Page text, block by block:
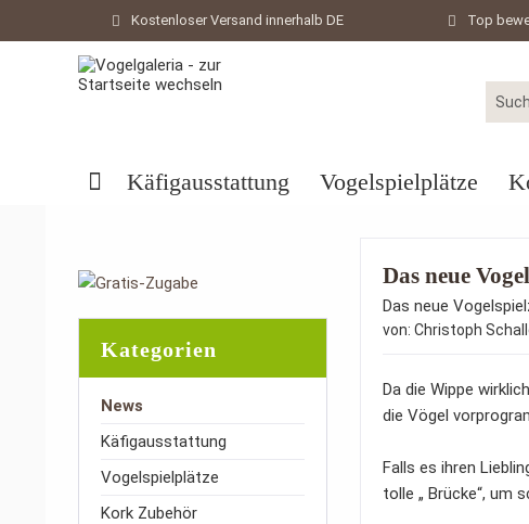
Kostenloser Versand innerhalb DE Top
Käfigausstattung Vogelspielplätze
Kategorien
News
Käfigausstattung
Vogelspielplätze
Kork Zubehör
Das neue
Das neue
von: Christoph
Da die Wippe
die Vögel
Falls es ihren
tolle „ Brücke“, um